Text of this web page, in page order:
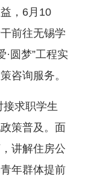
，6月10
前往无锡学
·圆梦”工程实
咨询服务。
求职学生
策普及。面
讲解住房公
年群体提前